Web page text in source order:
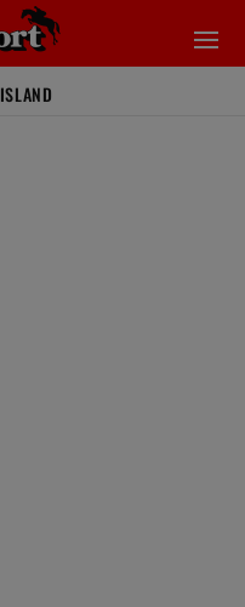
ISLAND